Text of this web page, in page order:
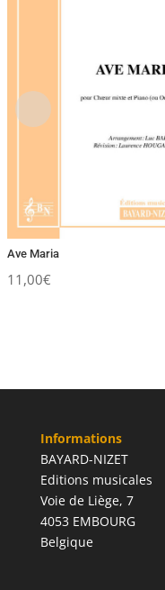
Ave Maria
11,00€
Informations
BAYARD-NIZET
Editions musicales
Voie de Liège, 7
4053 EMBOURG
Belgique